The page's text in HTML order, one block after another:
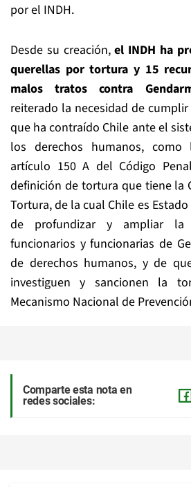
por el INDH.
Desde su creación,el INDH ha
querellas por tortura y 15
malos tratos contra
reiterado la necesidad de
que ha contraído Chile ante el
los derechos humanos,
artículo 150 A del Código
definición de tortura que tiene la
Tortura, de la cual Chile es
de profundizar y ampliar
funcionarios y funcionarias de
de derechos humanos, y de
investiguen y sancionen la
Mecanismo Nacional de
Comparte esta nota en
redes sociales: